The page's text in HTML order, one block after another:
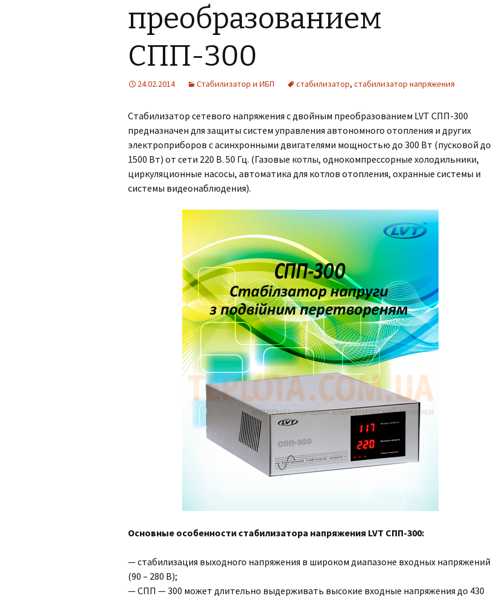
преобразованием
СПП-300
24.02.2014 Стабилизатор и ИБП стабилизатор, стабилизатор напряжения
Стабилизатор сетевого напряжения с двойным преобразованием LVT СПП-300
предназначен для защиты систем управления автономного отопления и других
электроприборов с асинхронными двигателями мощностью до 300 Вт (пусковой до
1500 Вт) от сети 220 В. 50 Гц. (Газовые котлы, однокомпрессорные холодильники,
циркуляционные насосы, автоматика для котлов отопления, охранные системы и
системы видеонаблюдения).
Основные особенности стабилизатора напряжения LVT СПП-300:
— стабилизация выходного напряжения в широком диапазоне входных напряжений
(90 – 280 В);
— СПП — 300 может длительно выдерживать высокие входные напряжения до 430